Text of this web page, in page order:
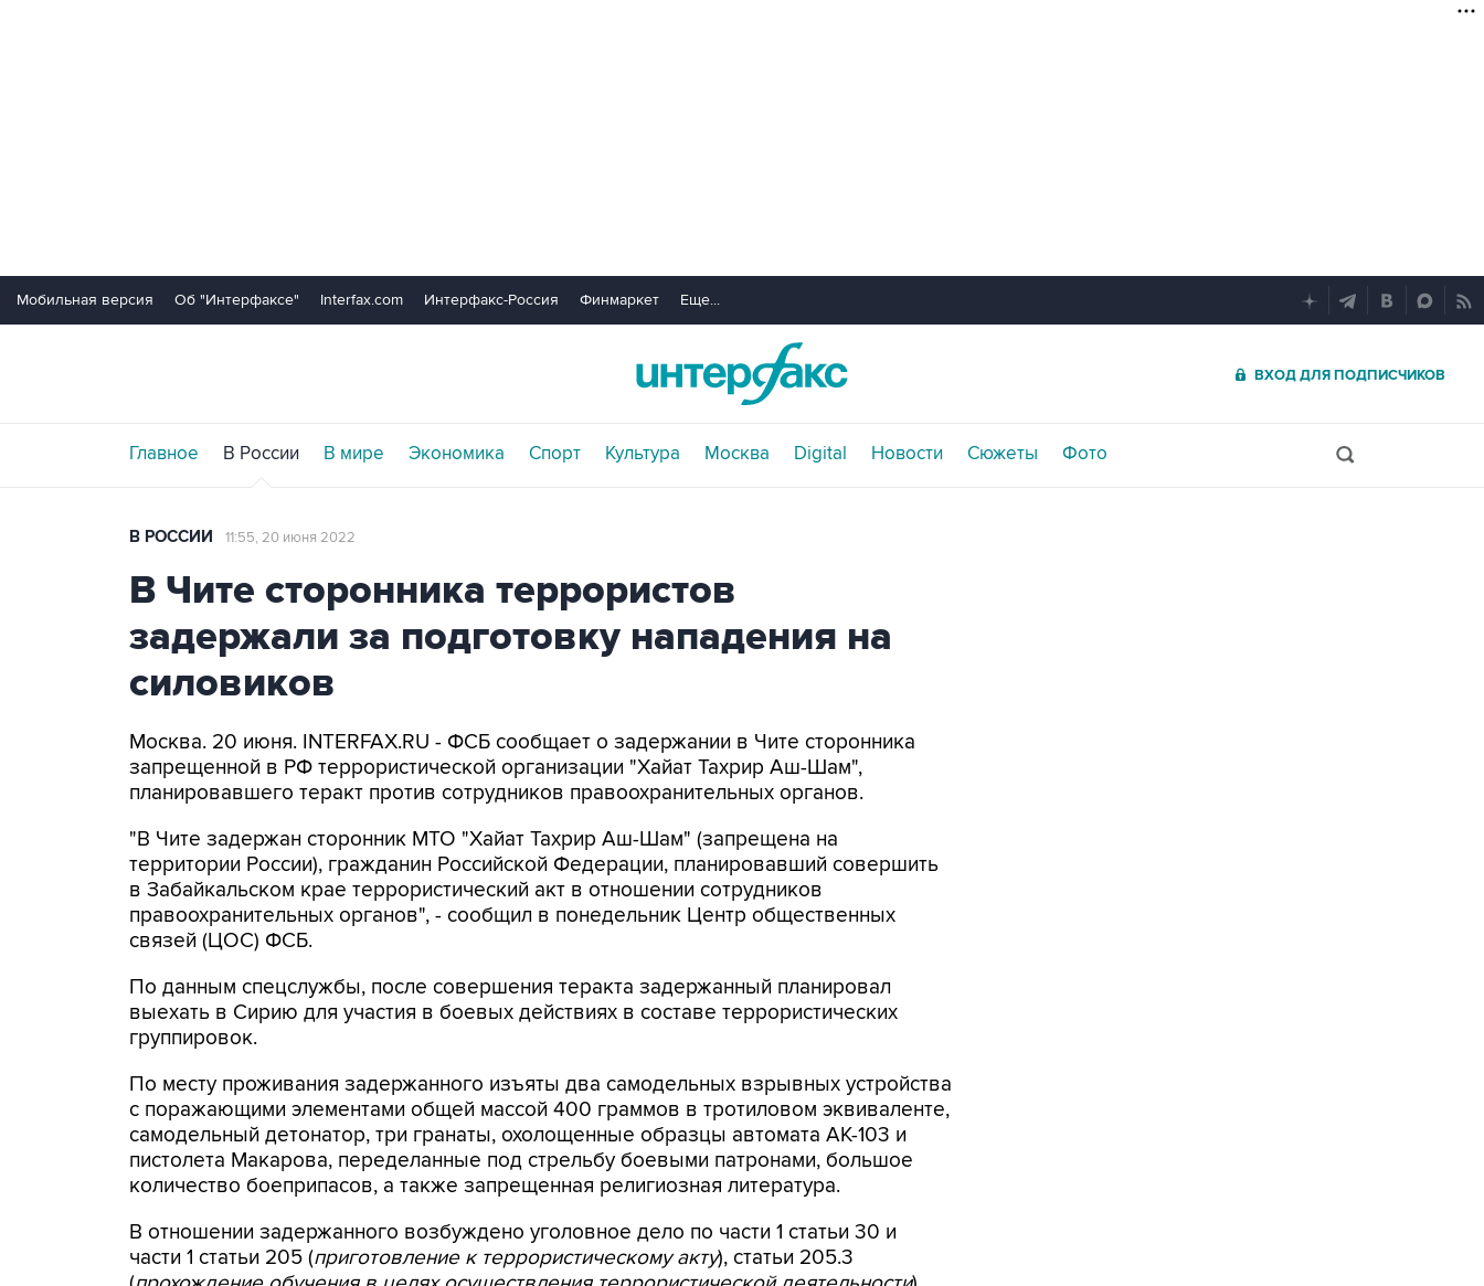
Мобильная версия Об "Интерфаксе" Interfax.com Интерфакс-Россия Финмаркет Еще...
ВХОД ДЛЯ ПОДПИСЧИКОВ
Главное В России В мире Экономика Спорт Культура Москва Digital Новости Сюжеты Фото
В РОССИИ 11:55, 20 июня 2022
В Чите сторонника террористов
задержали за подготовку нападения на
силовиков
Москва. 20 июня. INTERFAX.RU - ФСБ сообщает о задержании в Чите сторонника
запрещенной в РФ террористической организации "Хайат Тахрир Аш-Шам",
планировавшего теракт против сотрудников правоохранительных органов.
"В Чите задержан сторонник МТО "Хайат Тахрир Аш-Шам" (запрещена на
территории России), гражданин Российской Федерации, планировавший совершить
в Забайкальском крае террористический акт в отношении сотрудников
правоохранительных органов", - сообщил в понедельник Центр общественных
связей (ЦОС) ФСБ.
По данным спецслужбы, после совершения теракта задержанный планировал
выехать в Сирию для участия в боевых действиях в составе террористических
группировок.
По месту проживания задержанного изъяты два самодельных взрывных устройства
с поражающими элементами общей массой 400 граммов в тротиловом эквиваленте,
самодельный детонатор, три гранаты, охолощенные образцы автомата АК-103 и
пистолета Макарова, переделанные под стрельбу боевыми патронами, большое
количество боеприпасов, а также запрещенная религиозная литература.
В отношении задержанного возбуждено уголовное дело по части 1 статьи 30 и
части 1 статьи 205 (приготовление к террористическому акту), статьи 205.3